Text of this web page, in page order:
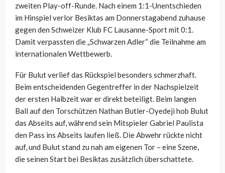
zweiten Play-off-Runde. Nach einem 1:1-Unentschieden
im Hinspiel verlor Besiktas am Donnerstagabend zuhause
gegen den Schweizer Klub FC Lausanne-Sport mit 0:1.
Damit verpassten die „Schwarzen Adler“ die Teilnahme am
internationalen Wettbewerb.
Für Bulut verlief das Rückspiel besonders schmerzhaft.
Beim entscheidenden Gegentreffer in der Nachspielzeit
der ersten Halbzeit war er direkt beteiligt. Beim langen
Ball auf den Torschützen Nathan Butler-Oyedeji hob Bulut
das Abseits auf, während sein Mitspieler Gabriel Paulista
den Pass ins Abseits laufen ließ. Die Abwehr rückte nicht
auf, und Bulut stand zu nah am eigenen Tor – eine Szene,
die seinen Start bei Besiktas zusätzlich überschattete.